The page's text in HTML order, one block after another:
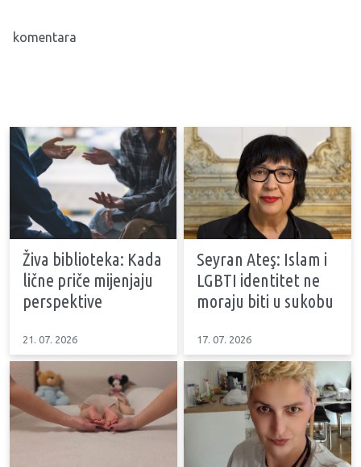
komentara
Živa biblioteka: Kada
lične priče mijenjaju
perspektive
21. 07. 2026
Seyran Ateş: Islam i
LGBTI identitet ne
moraju biti u sukobu
17. 07. 2026